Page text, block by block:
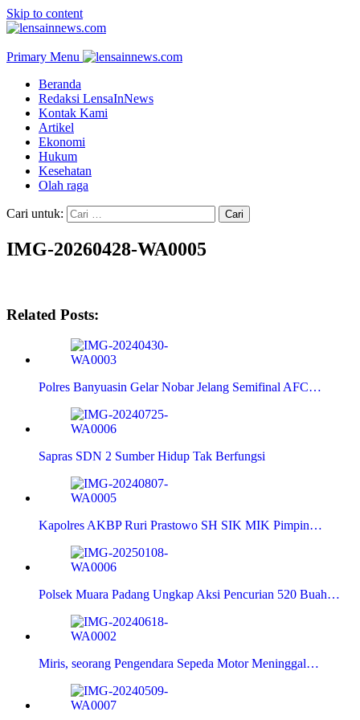
Skip to content
Primary Menu
Beranda
Redaksi LensaInNews
Kontak Kami
Artikel
Ekonomi
Hukum
Kesehatan
Olah raga
Cari untuk:
IMG-20260428-WA0005
Related Posts:
Polres Banyuasin Gelar Nobar Jelang Semifinal AFC…
Sapras SDN 2 Sumber Hidup Tak Berfungsi
Kapolres AKBP Ruri Prastowo SH SIK MIK Pimpin…
Polsek Muara Padang Ungkap Aksi Pencurian 520 Buah…
Miris, seorang Pengendara Sepeda Motor Meninggal…